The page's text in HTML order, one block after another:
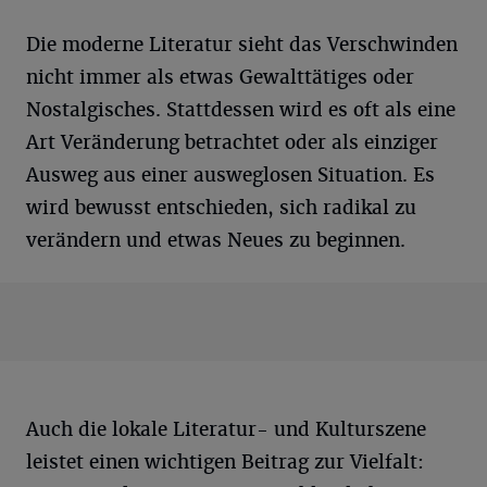
Die moderne Literatur sieht das Verschwinden
nicht immer als etwas Gewalttätiges oder
Nostalgisches. Stattdessen wird es oft als eine
Art Veränderung betrachtet oder als einziger
Ausweg aus einer ausweglosen Situation. Es
wird bewusst entschieden, sich radikal zu
verändern und etwas Neues zu beginnen.
Auch die lokale Literatur- und Kulturszene
leistet einen wichtigen Beitrag zur Vielfalt: